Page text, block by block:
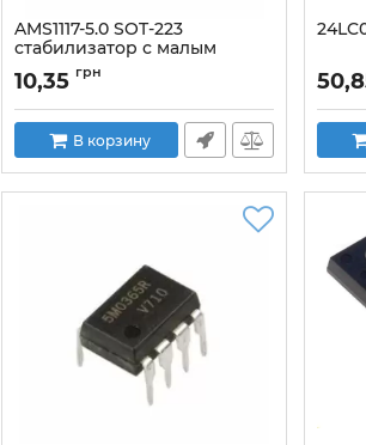
AMS1117-5.0 SOT-223
стабилизатор с малым
падением
Артикул:
10,35 грн
В корзину